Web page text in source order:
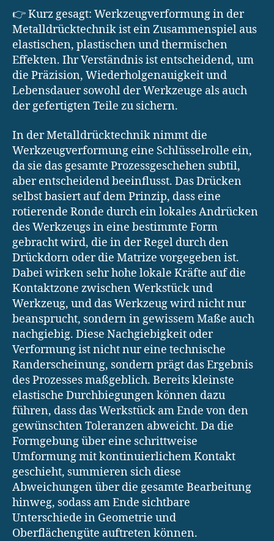
👉 Kurz gesagt: Werkzeugverformung in der
Metalldrücktechnik ist ein Zusammenspiel aus
elastischen, plastischen und thermischen
Effekten. Ihr Verständnis ist entscheidend, um
die Präzision, Wiederholgenauigkeit und
Lebensdauer sowohl der Werkzeuge als auch
der gefertigten Teile zu sichern.
In der Metalldrücktechnik nimmt die
Werkzeugverformung eine Schlüsselrolle ein,
da sie das gesamte Prozessgeschehen subtil,
aber entscheidend beeinflusst. Das Drücken
selbst basiert auf dem Prinzip, dass eine
rotierende Ronde durch ein lokales Andrücken
des Werkzeugs in eine bestimmte Form
gebracht wird, die in der Regel durch den
Drückdorn oder die Matrize vorgegeben ist.
Dabei wirken sehr hohe lokale Kräfte auf die
Kontaktzone zwischen Werkstück und
Werkzeug, und das Werkzeug wird nicht nur
beansprucht, sondern in gewissem Maße auch
nachgiebig. Diese Nachgiebigkeit oder
Verformung ist nicht nur eine technische
Randerscheinung, sondern prägt das Ergebnis
des Prozesses maßgeblich. Bereits kleinste
elastische Durchbiegungen können dazu
führen, dass das Werkstück am Ende von den
gewünschten Toleranzen abweicht. Da die
Formgebung über eine schrittweise
Umformung mit kontinuierlichem Kontakt
geschieht, summieren sich diese
Abweichungen über die gesamte Bearbeitung
hinweg, sodass am Ende sichtbare
Unterschiede in Geometrie und
Oberflächengüte auftreten können.